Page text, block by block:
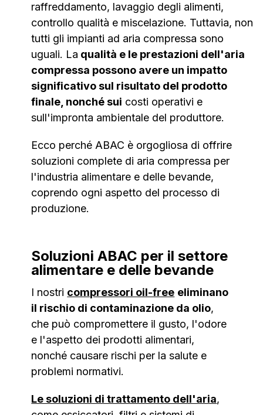
raffreddamento, lavaggio degli alimenti,
controllo qualità e miscelazione. Tuttavia, non
tutti gli impianti ad aria compressa sono
uguali. La qualità e le prestazioni dell'aria
compressa possono avere un impatto
significativo sul risultato del prodotto
finale, nonché sui costi operativi e
sull'impronta ambientale del produttore.
Ecco perché ABAC è orgogliosa di offrire
soluzioni complete di aria compressa per
l'industria alimentare e delle bevande,
coprendo ogni aspetto del processo di
produzione.
Soluzioni ABAC per il settore
alimentare e delle bevande
I nostri compressori oil-free eliminano
il rischio di contaminazione da olio,
che può compromettere il gusto, l'odore
e l'aspetto dei prodotti alimentari,
nonché causare rischi per la salute e
problemi normativi.
Le soluzioni di trattamento dell'aria,